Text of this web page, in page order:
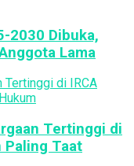
2030 Dibuka,
Lama
Tertinggi di
Paling Taat